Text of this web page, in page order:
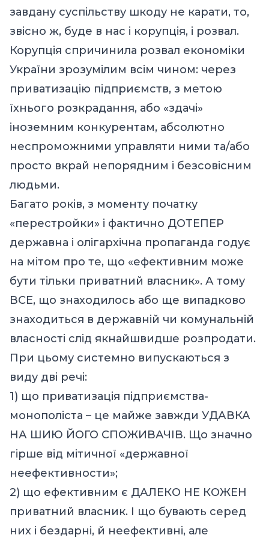
завдану суспільству шкоду не карати, то,
звісно ж, буде в нас і корупція, і розвал.
Корупція спричинила розвал економіки
України зрозумілим всім чином: через
приватизацію підприємств, з метою
їхнього розкрадання, або «здачі»
іноземним конкурентам, абсолютно
неспроможними управляти ними та/або
просто вкрай непорядним і безсовісним
людьми.
Багато років, з моменту початку
«перестройки» і фактично ДОТЕПЕР
державна і олігархічна пропаганда годує
на мітом про те, що «ефективним може
бути тільки приватний власник». А тому
ВСЕ, що знаходилось або ще випадково
знаходиться в державній чи комунальній
власності слід якнайшвидше розпродати.
При цьому системно випускаються з
виду дві речі:
1) що приватизація підприємства-
монополіста – це майже завжди УДАВКА
НА ШИЮ ЙОГО СПОЖИВАЧІВ. Що значно
гірше від мітичної «державної
неефективности»;
2) що ефективним є ДАЛЕКО НЕ КОЖЕН
приватний власник. І що бувають серед
них і бездарні, й неефективні, але